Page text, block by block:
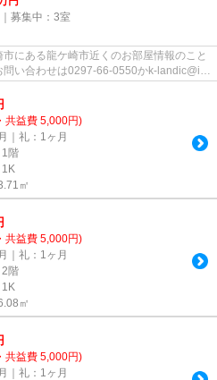
募集中： 3室
にある龍ケ崎市近くのお部屋情報のこと
い合わせは0297-66-0550かk-landic@if-
共益費 5,000円)
｜礼：1ヶ月
1階
1K
㎡
共益費 5,000円)
｜礼：1ヶ月
2階
1K
㎡
共益費 5,000円)
｜礼：1ヶ月